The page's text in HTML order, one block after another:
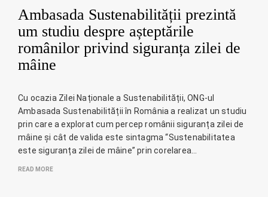
Ambasada Sustenabilității prezintă
um studiu despre așteptările
românilor privind siguranța zilei de
mâine
Cu ocazia Zilei Naționale a Sustenabilității, ONG-ul
Ambasada Sustenabilității în România a realizat un studiu
prin care a explorat cum percep românii siguranța zilei de
mâine și cât de valida este sintagma “Sustenabilitatea
este siguranța zilei de mâine” prin corelarea…
READ MORE